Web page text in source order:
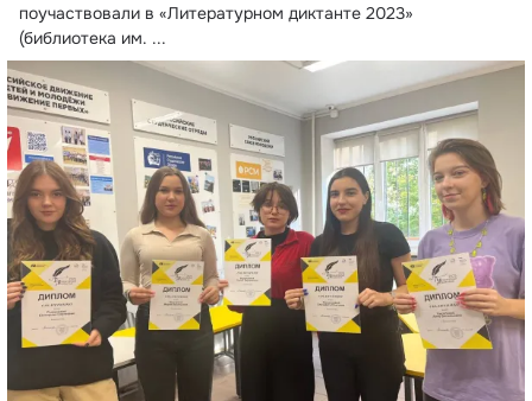
поучаствовали в «Литературном диктанте 2023»
(библиотека им. ...